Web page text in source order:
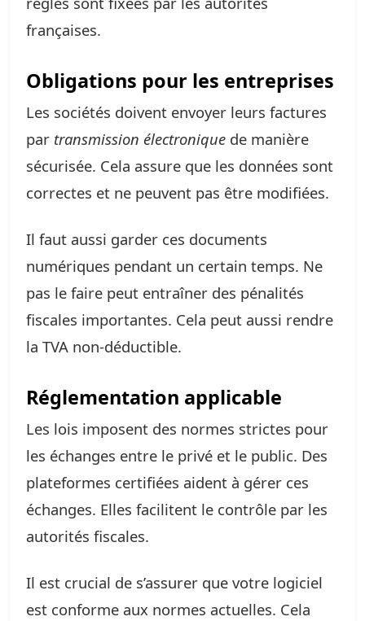
françaises.
Obligations pour les entreprises
Les sociétés doivent envoyer leurs factures
par transmission électronique de manière
sécurisée. Cela assure que les données sont
correctes et ne peuvent pas être modifiées.
Il faut aussi garder ces documents
numériques pendant un certain temps. Ne
pas le faire peut entraîner des pénalités
fiscales importantes. Cela peut aussi rendre
la TVA non-déductible.
Réglementation applicable
Les lois imposent des normes strictes pour
les échanges entre le privé et le public. Des
plateformes certifiées aident à gérer ces
échanges. Elles facilitent le contrôle par les
autorités fiscales.
Il est crucial de s’assurer que votre logiciel
est conforme aux normes actuelles. Cela